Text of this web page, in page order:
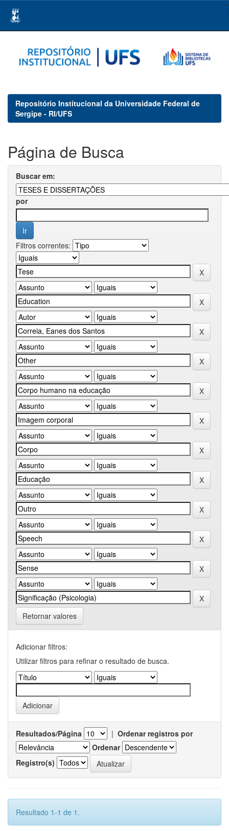
navigation
Repositório Institucional da Universidade Federal de
Sergipe - RI/UFS
Página de Busca
Buscar em:
por
Filtros correntes:
Retornar valores
Adicionar filtros:
Utilizar filtros para refinar o resultado de busca.
Resultados/Página | Ordenar registros por
Ordenar
Registro(s)
Resultado 1-1 de 1.